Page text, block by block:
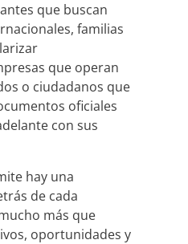
que buscan
familias
que operan
o ciudadanos que
oficiales
con sus
hay una
de cada
más que
oportunidades y